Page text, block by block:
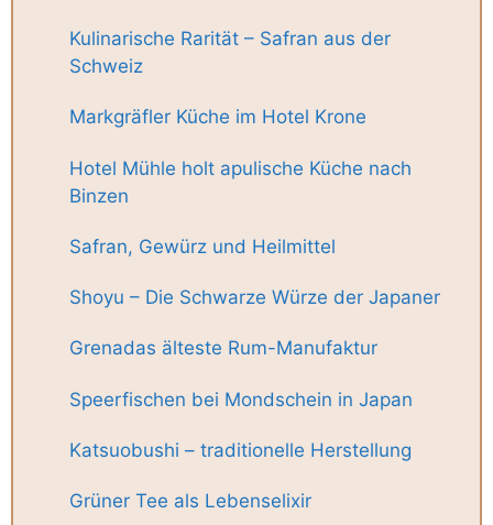
Kulinarische Rarität – Safran aus der
Schweiz
Markgräfler Küche im Hotel Krone
Hotel Mühle holt apulische Küche nach
Binzen
Safran, Gewürz und Heilmittel
Shoyu – Die Schwarze Würze der Japaner
Grenadas älteste Rum-Manufaktur
Speerfischen bei Mondschein in Japan
Katsuobushi – traditionelle Herstellung
Grüner Tee als Lebenselixir